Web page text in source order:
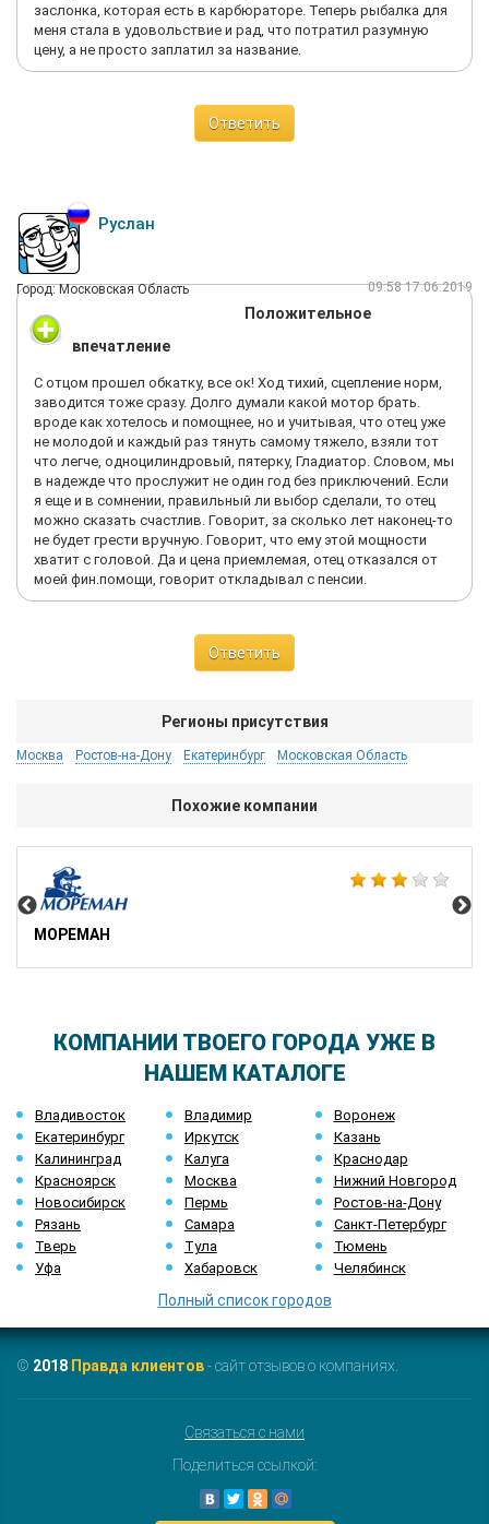
заслонка, которая есть в карбюраторе. Теперь рыбалка для
меня стала в удовольствие и рад, что потратил разумную
цену, а не просто заплатил за название.
Ответить
Руслан
Город: Московская Область 09:58 17.06.2019
Положительное
впечатление
С отцом прошел обкатку, все ок! Ход тихий, сцепление норм,
заводится тоже сразу. Долго думали какой мотор брать.
вроде как хотелось и помощнее, но и учитывая, что отец уже
не молодой и каждый раз тянуть самому тяжело, взяли тот
что легче, одноцилиндровый, пятерку, Гладиатор. Словом, мы
в надежде что прослужит не один год без приключений. Если
я еще и в сомнении, правильный ли выбор сделали, то отец
можно сказать счастлив. Говорит, за сколько лет наконец-то
не будет грести вручную. Говорит, что ему этой мощности
хватит с головой. Да и цена приемлемая, отец отказался от
моей фин.помощи, говорит откладывал с пенсии.
Ответить
Регионы присутствия
Москва Ростов-на-Дону Екатеринбург Московская Область
Похожие компании
МОРЕМАН
КОМПАНИИ ТВОЕГО ГОРОДА УЖЕ В
НАШЕМ КАТАЛОГЕ
Владивосток Владимир
Воронеж
Екатеринбург
Иркутск
Казань
Калининград
Калуга
Краснодар
Красноярск
Москва
Нижний Новгород
Новосибирск
Пермь
Ростов-на-Дону
Рязань
Самара
Санкт-Петербург
Тверь
Тула
Тюмень
Уфа
Хабаровск Челябинск
Полный список городов
© 2018 Правда клиентов- сайт отзывов о компаниях.
Связаться с нами
Поделиться ссылкой: